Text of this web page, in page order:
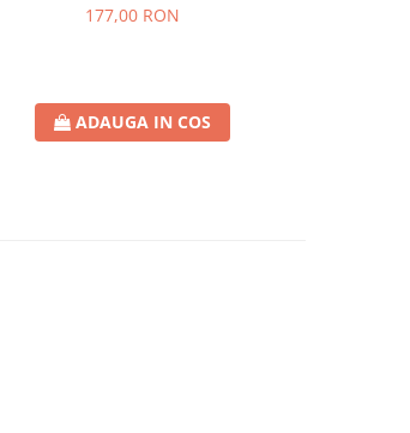
177,00 RON
ADAUGA IN COS